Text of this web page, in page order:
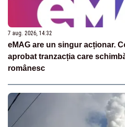
7 aug. 2026, 14:32
eMAG are un singur acționar.
aprobat tranzacția care
românesc